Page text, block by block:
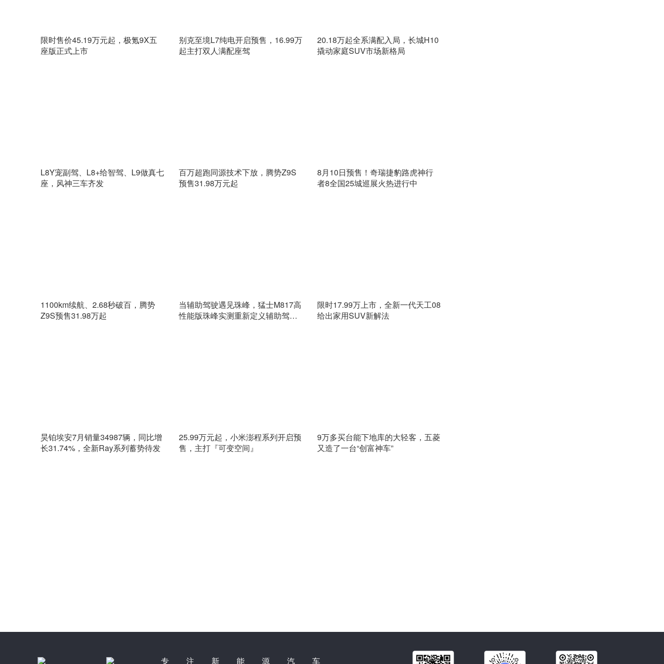
限时售价45.19万元起，极氪9X五
座版正式上市
别克至境L7纯电开启预售，16.99万
起主打双人满配座驾
20.18万起全系满配入局，长城H10
撬动家庭SUV市场新格局
L8Y宠副驾、L8+给智驾、L9做真七
座，风神三车齐发
百万超跑同源技术下放，腾势Z9S
预售31.98万元起
8月10日预售！奇瑞捷豹路虎神行
者8全国25城巡展火热进行中
1100km续航、2.68秒破百，腾势
Z9S预售31.98万起
当辅助驾驶遇见珠峰，猛士M817高
性能版珠峰实测重新定义辅助驾驶
限时17.99万上市，全新一代天工08
给出家用SUV新解法
昊铂埃安7月销量34987辆，同比增
长31.74%，全新Ray系列蓄势待发
25.99万元起，小米澎程系列开启预
售，主打『可变空间』
9万多买台能下地库的大轻客，五菱
又造了一台“创富神车”
专注新能源汽车